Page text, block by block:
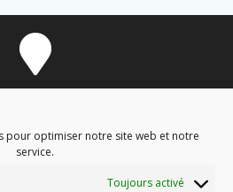
pour optimiser notre site web et notre
service.
Toujours activé